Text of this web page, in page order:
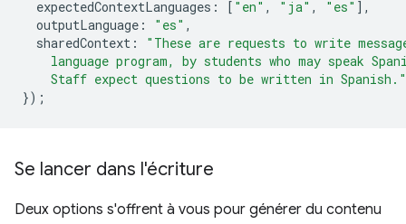
expectedContextLanguages : [ "en" , "ja" , "es" ],
outputLanguage : "es" ,
sharedContext :
"These are requests to write
language program, by students who may speak
    Staff expect questions to be written in Spanish."
});
Se lancer dans l'écriture
Deux options s'offrent à vous pour générer du contenu